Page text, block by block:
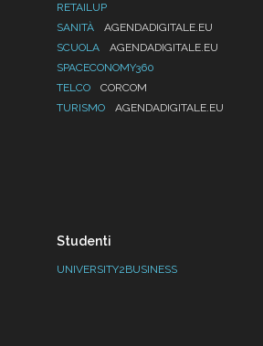
RETAILUP
SANITÀ
AGENDADIGITALE.EU
SCUOLA
AGENDADIGITALE.EU
SPACECONOMY360
TELCO
CORCOM
TURISMO
AGENDADIGITALE.EU
Studenti
UNIVERSITY2BUSINESS